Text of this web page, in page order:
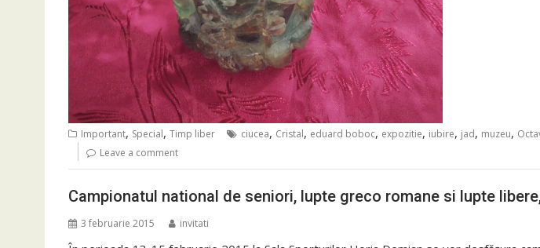
Important, Special, Timp liber ciucea, Cristal, eduard boboc, expozitie, iubire, jad, muzeu,
Leave a comment
Campionatul national de seniori, lupte greco romane si lupte
3 februarie 2015 invitati